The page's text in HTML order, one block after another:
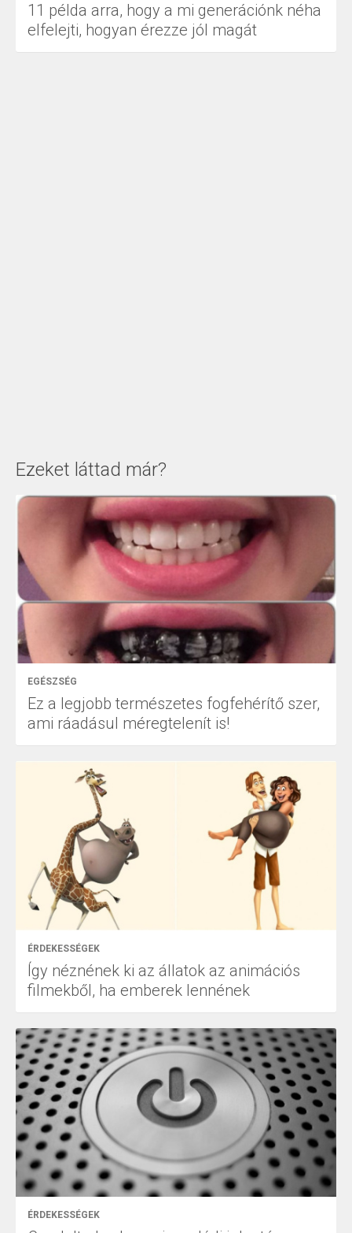
11 példa arra, hogy a mi generációnk néha
elfelejti, hogyan érezze jól magát
Ezeket láttad már?
EGÉSZSÉG
Ez a legjobb természetes fogfehérítő szer,
ami ráadásul méregtelenít is!
ÉRDEKESSÉGEK
Így néznének ki az állatok az animációs
filmekből, ha emberek lennének
ÉRDEKESSÉGEK